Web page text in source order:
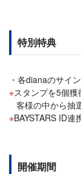
特別特典
各dianaのサイ
スタンプを5個
客様の中から抽
BAYSTARS ID
開催期間